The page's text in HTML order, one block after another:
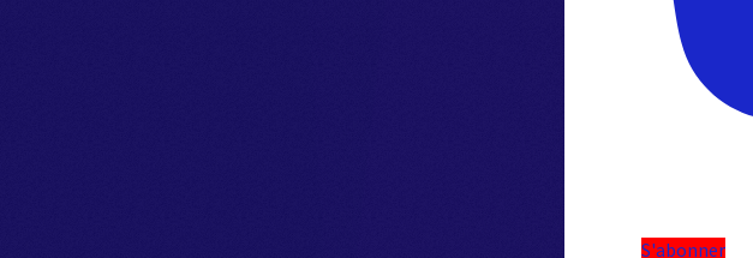
S'abonner